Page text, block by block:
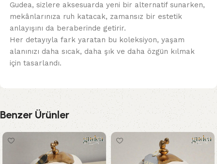
Gudea, sizlere aksesuarda yeni bir alternatif sunarken,
mekânlarınıza ruh katacak, zamansız bir estetik
anlayışını da beraberinde getirir.
Her detayıyla fark yaratan bu koleksiyon, yaşam
alanınızı daha sıcak, daha şık ve daha özgün kılmak
için tasarlandı.
Benzer Ürünler